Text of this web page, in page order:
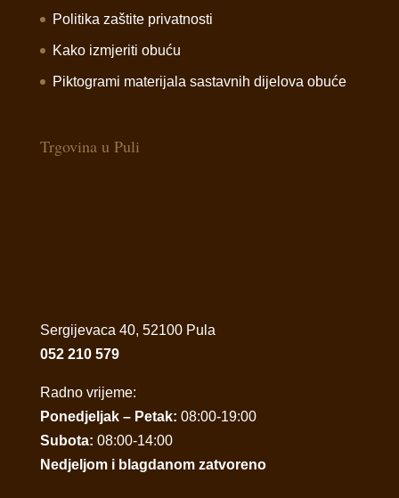
Politika zaštite privatnosti
Kako izmjeriti obuću
Piktogrami materijala sastavnih dijelova obuće
Trgovina u Puli
Sergijevaca 40, 52100 Pula
052 210 579
Radno vrijeme:
Ponedjeljak – Petak: 08:00-19:00
Subota: 08:00-14:00
Nedjeljom i blagdanom zatvoreno